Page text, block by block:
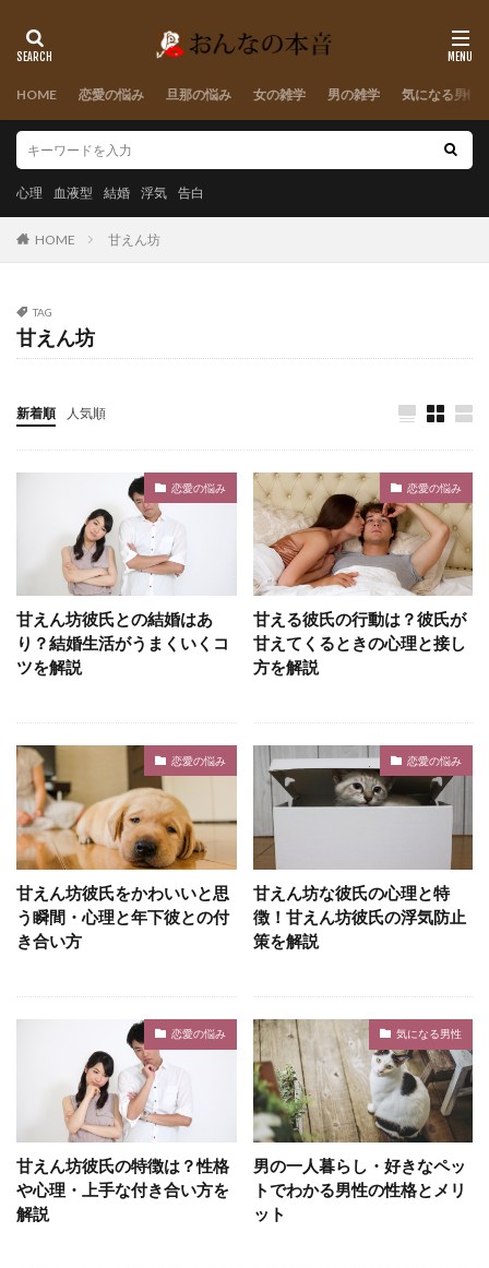
HOME 恋愛の悩み 旦那の悩み 女の雑学 男の雑学 気になる男性
心理 血液型 結婚 浮気 告白
HOME 甘えん坊
TAG
甘えん坊
新着順 人気順
恋愛の悩み
甘えん坊彼氏との結婚はあ
り？結婚生活がうまくいくコ
ツを解説
恋愛の悩み
甘える彼氏の行動は？彼氏が
甘えてくるときの心理と接し
方を解説
恋愛の悩み
甘えん坊彼氏をかわいいと思
う瞬間・心理と年下彼との付
き合い方
恋愛の悩み
甘えん坊な彼氏の心理と特
徴！甘えん坊彼氏の浮気防止
策を解説
恋愛の悩み
甘えん坊彼氏の特徴は？性格
や心理・上手な付き合い方を
解説
気になる男性
男の一人暮らし・好きなペッ
トでわかる男性の性格とメリ
ット